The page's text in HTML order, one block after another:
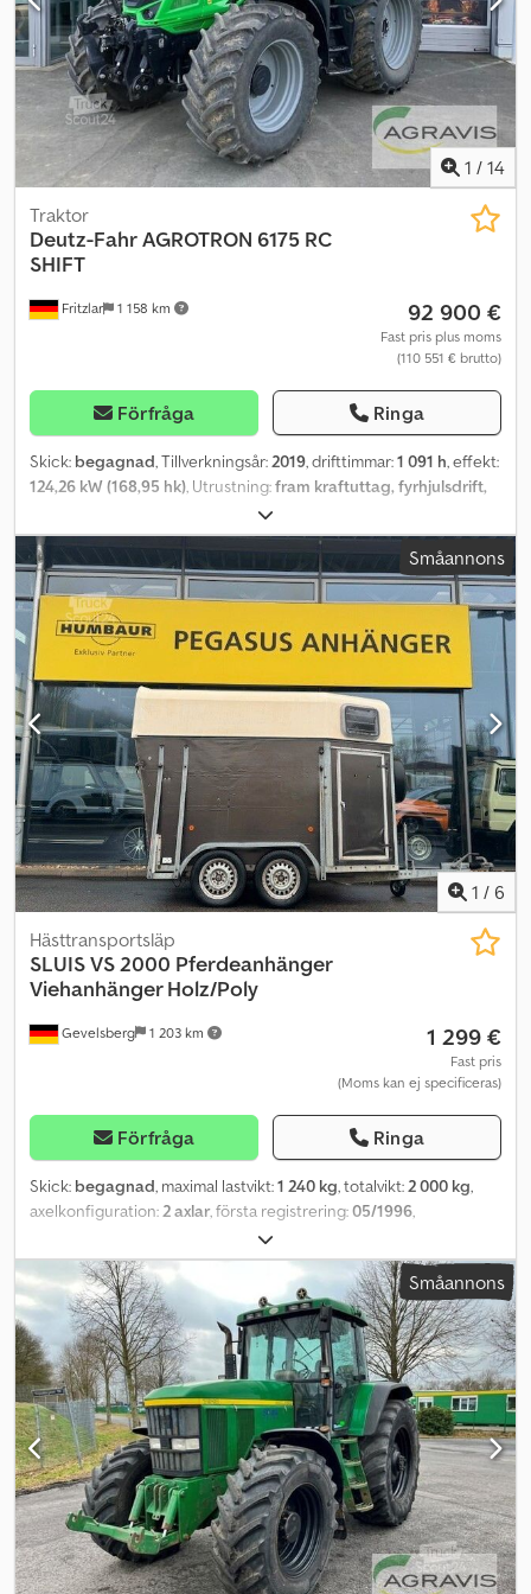
1 / 14
Fritzlar 1 158 km
Traktor
Deutz-FahrAGROTRON 6175 RC
SHIFT
92 900 €
Fast pris plus moms
(110 551 € brutto)
Förfråga Ringa
Skick: begagnad, Tillverkningsår:2019, drifttimmar:1 091 h, effekt:
124,26 kW (168,95 hk), Utrustning:fram kraftuttag, fyrhjulsdrift,
, AGROTRON 6175 RC SHIFT beg. DEUTZ FAHR
fyrhjulsdriven traktor Årsmodell: 2020 Cedpfoy H S Ugex Ahasha
C-Shift Fjädrad framaxel Däck fram: 540/65 R 30 MITAS Däck bak:
650/65 R 42 MITAS Fronthydraulik 2 elektriska / 4 mekaniska
styrenheter Power Beyond 4-växlad kraftuttag Klimatautomatik
Hyttfjädring FJ-Dynamic styrsystem med rattmotor och RTK-
upplåsning LED-arbetsstrålkastare
Småannons
1 / 6
Gevelsberg 1 203 km
Hästtransportsläp
SLUISVS 2000 Pferdeanhänger
Viehanhänger Holz/Poly
1 299 €
Fast pris
(Moms kan ej specificeras)
Förfråga Ringa
Skick: begagnad, maximal lastvikt:1 240 kg, totalvikt:2 000 kg,
axelkonfiguration:2 axlar, första registrering:05/1996,
, lastutrymmets bredd:
lastutrymmeshöjd:2 250 mm, total bredd:2 150 mm, total höjd:
2 700 mm, Sluis VS 2000 Hästartad släpvagn Släpvagn för 2 hästar
Släpvagn för djurtransport Släpvagn för boskapstransport EZ:
14.05.1996 Totalmått: 4350 mm x 2150 mm x 2700 mm Inre mått,
ungefär: 3160 mm x 1630 mm x 2250 mm Tillåten totalvikt: 2000 kg
Egenvikt: ca 760 kg Lastkapacitet: 1240 kg Påskjutsbroms
Chedpfjyafy Ujx Ahaea Trägolv Träkonstruktion Polykarbonattak
Avdelningsvägg Ingångsdörr till hästutrymmet Reservhjul
Släpvagnen har åldersrelaterade användnings- och slitage-spår,
vilket är typiskt för denna typ av konstruktion! Fuktrelaterade
skador, fordonet kan eventuellt behöva teknisk hjälp. ?Vi har
ständigt över 300 nya och begagnade släpvagnar i lager?
VARNING!!!!! LÄS DETTA NOGA!!!!! Vi förbehåller oss rätten att sälja
artikeln under tiden, eftersom vi också erbjuder den på andra
Småannons